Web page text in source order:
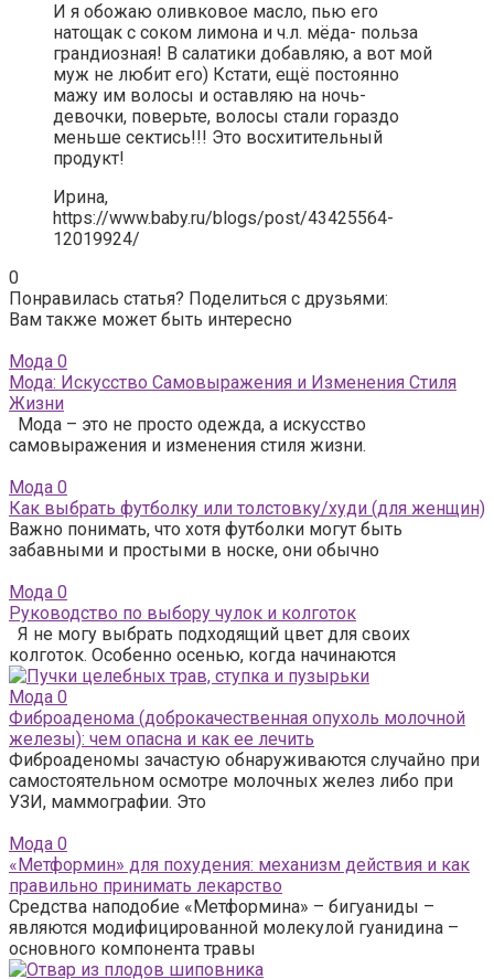
И я обожаю оливковое масло, пью его
натощак с соком лимона и ч.л. мёда- польза
грандиозная! В салатики добавляю, а вот мой
муж не любит его) Кстати, ещё постоянно
мажу им волосы и оставляю на ночь-
девочки, поверьте, волосы стали гораздо
меньше сектись!!! Это восхитительный
продукт!
Ирина,
https://www.baby.ru/blogs/post/43425564-
12019924/
0
Понравилась статья? Поделиться с друзьями:
Вам также может быть интересно
Мода 0
Мода: Искусство Самовыражения и Изменения Стиля
Жизни
Мода – это не просто одежда, а искусство
самовыражения и изменения стиля жизни.
Мода 0
Как выбрать футболку или толстовку/худи (для женщин)
Важно понимать, что хотя футболки могут быть
забавными и простыми в носке, они обычно
Мода 0
Руководство по выбору чулок и колготок
Я не могу выбрать подходящий цвет для своих
колготок. Особенно осенью, когда начинаются
Мода 0
Фиброаденома (доброкачественная опухоль молочной
железы): чем опасна и как ее лечить
Фиброаденомы зачастую обнаруживаются случайно при
самостоятельном осмотре молочных желез либо при
УЗИ, маммографии. Это
Мода 0
«Метформин» для похудения: механизм действия и как
правильно принимать лекарство
Средства наподобие «Метформина» – бигуаниды –
являются модифицированной молекулой гуанидина –
основного компонента травы